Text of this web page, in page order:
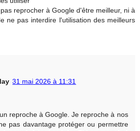
reprocher à Google d'être meilleur, ni à
ne pas interdire l'utilisation des meilleurs
31 mai 2026 à 11:31
reproche à Google. Je reproche à nos
pas davantage protéger ou permettre